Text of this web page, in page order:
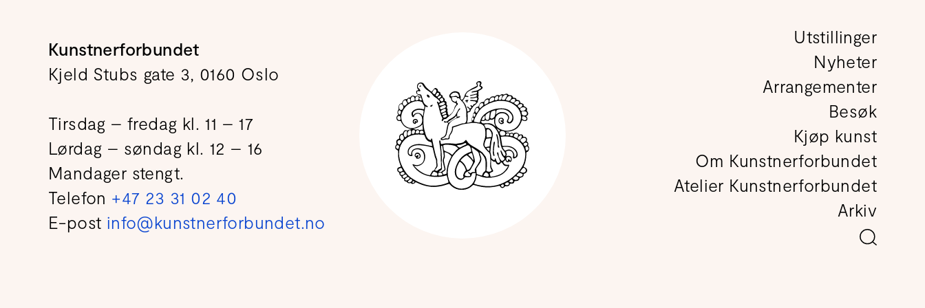
Kunstnerforbundet
Kjeld Stubs gate 3, 0160 Oslo
Tirsdag – fredag kl. 11 – 17
Lørdag – søndag kl. 12 – 16
Mandager stengt.
Telefon +47 23 31 02 40
E-post info@kunstnerforbundet.no
Utstillinger
Nyheter
Arrangementer
Besøk
Kjøp kunst
Om Kunstnerforbundet
Atelier Kunstnerforbundet
Arkiv